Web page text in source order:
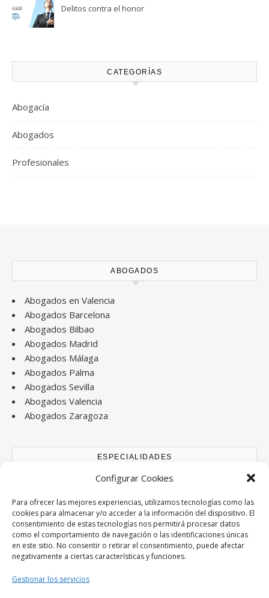
Configurar Cookies
Para ofrecer las mejores experiencias, utilizamos tecnologías como las
cookies para almacenar y/o acceder a la información del dispositivo. El
consentimiento de estas tecnologías nos permitirá procesar datos
como el comportamiento de navegación o las identificaciones únicas
en este sitio. No consentir o retirar el consentimiento, puede afectar
negativamente a ciertas características y funciones.
Gestionar los servicios
Delitos contra el honor
CATEGORÍAS
Abogacía
Abogados
Profesionales
ABOGADOS
Abogados en Valencia
Abogados Barcelona
Abogados Bilbao
Abogados Madrid
Abogados Málaga
Abogados Palma
Abogados Sevilla
Abogados Valencia
Abogados Zaragoza
ESPECIALIDADES
Abogados Accidentes de tráfico
Abogados Derecho Bancario
Abogados Divorcios
Abogados Extranjería y Nacionalidad
Abogados Familia
Abogados Herencias y testamentos
Abogados Laboral